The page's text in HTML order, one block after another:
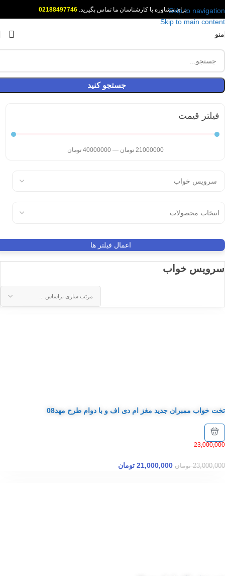
Skip to navigation
Skip to main content
برای مشاوره با کارشناسان ما تماس بگیرید.02188497746
منو
جستجو کنید
فیلتر قیمت
21000000 تومان —
40000000 تومان
اعمال فیلتر ها
سرویس خواب
تخت خواب ممبران جدید مغز ام دی اف و با دوام طرح مهد08
23,000,000
23,000,000 تومان 21,000,000 تومان